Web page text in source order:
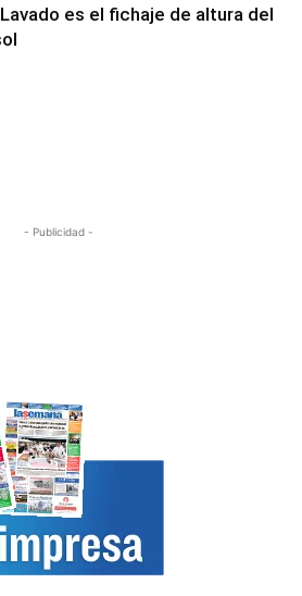
es el fichaje de altura del
- Publicidad -